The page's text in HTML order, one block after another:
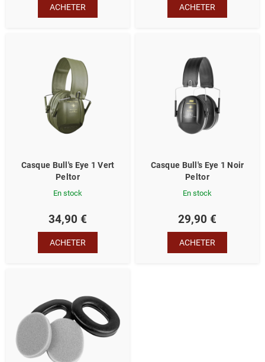
ACHETER ACHETER
Casque Bull's Eye 1 Vert
Peltor
En stock
34,90 €
ACHETER
Casque Bull's Eye 1 Noir
Peltor
En stock
29,90 €
ACHETER